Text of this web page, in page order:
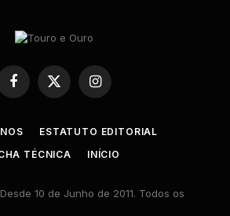
Facebook
X
(Twitter)
Instagram
ESTATUTO EDITORIAL
TÉCNICA
INÍCIO
10 de Junho de 2011. Todos os